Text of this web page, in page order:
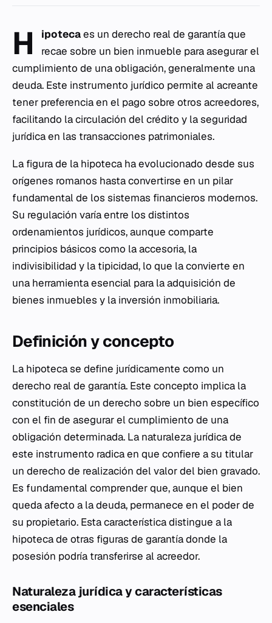
H ipotecaes un derecho real de garantía que
recae sobre un bien inmueble para asegurar el
cumplimiento de una obligación, generalmente una
deuda. Este instrumento jurídico permite al acreante
tener preferencia en el pago sobre otros acreedores,
facilitando la circulación del crédito y la seguridad
jurídica en las transacciones patrimoniales.
La figura de la hipoteca ha evolucionado desde sus
orígenes romanos hasta convertirse en un pilar
fundamental de los sistemas financieros modernos.
Su regulación varía entre los distintos
ordenamientos jurídicos, aunque comparte
principios básicos como la accesoria, la
indivisibilidad y la tipicidad, lo que la convierte en
una herramienta esencial para la adquisición de
bienes inmuebles y la inversión inmobiliaria.
Definición y concepto
La hipoteca se define jurídicamente como un
derecho real de garantía. Este concepto implica la
constitución de un derecho sobre un bien específico
con el fin de asegurar el cumplimiento de una
obligación determinada. La naturaleza jurídica de
este instrumento radica en que confiere a su titular
un derecho de realización del valor del bien gravado.
Es fundamental comprender que, aunque el bien
queda afecto a la deuda, permanece en el poder de
su propietario. Esta característica distingue a la
hipoteca de otras figuras de garantía donde la
posesión podría transferirse al acreedor.
Naturaleza jurídica y características
esenciales